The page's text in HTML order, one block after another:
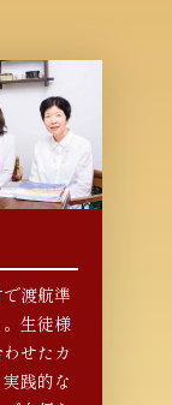
渡航準
生徒様
せたカ
践的な